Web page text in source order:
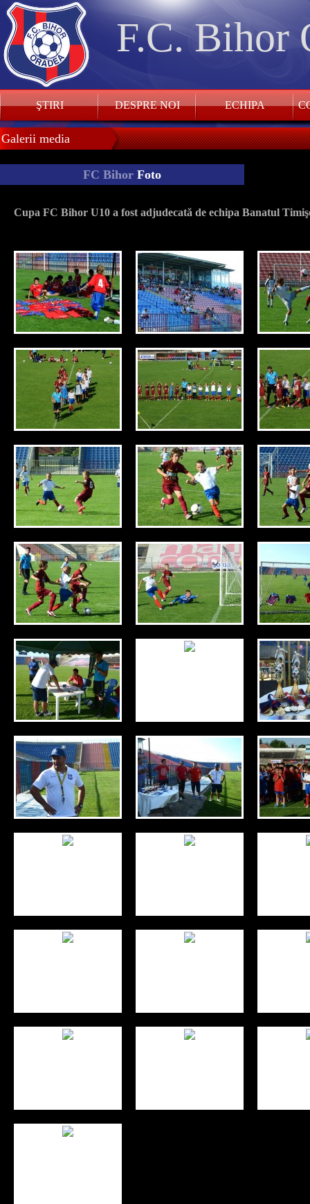
F.C. Bihor
ŞTIRI DESPRE NOI ECHIPA
Galerii media
FC Bihor Foto
Cupa FC Bihor U10 a fost adjudecată de echipa Banatul